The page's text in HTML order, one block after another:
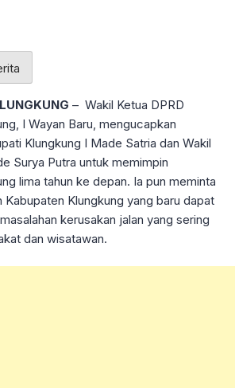
– Wakil Ketua DPRD
I Wayan Baru, mengucapkan
Klungkung I Made Satria dan Wakil
Surya Putra untuk memimpin
lima tahun ke depan. Ia pun meminta
Klungkung yang baru dapat
kerusakan jalan yang sering
dan wisatawan.